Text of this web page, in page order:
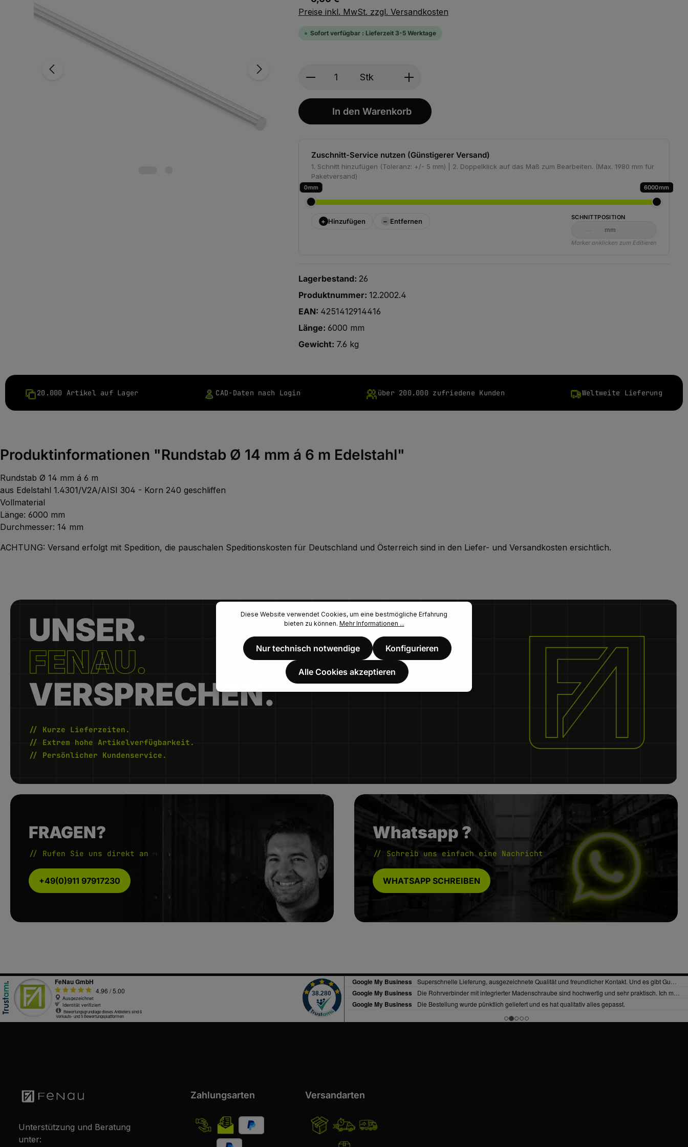
Preise inkl. MwSt. zzgl. Versandkosten
Sofort verfügbar : Lieferzeit 3-5 Werktage
Produkt Anzahl: Gib den gewünschten Wert ein oder benutze
Stk
In den Warenkorb
Zuschnitt-Service nutzen (Günstigerer Versand)
1. Schnitt hinzufügen (Toleranz: +/- 5 mm) | 2. Doppelklick auf das Maß zum Bearbeiten. (Max. 1980 mm für
Paketversand)
0 6000
+ Hinzufügen − Entfernen SCHNITTPOSITION
mm
Marker anklicken zum Editieren
Lagerbestand: 26
Produktnummer: 12.2002.4
EAN: 4251412914416
Länge: 6000 mm
Gewicht: 7.6 kg
20.000 Artikel auf Lager CAD-Daten nach Login über 200.000 zufriedene Kunden Weltweite Lieferung
Produktinformationen "Rundstab Ø 14 mm á 6 m Edelstahl"
Rundstab Ø 14 mm á 6 m
aus Edelstahl 1.4301/V2A/AISI 304 - Korn 240 geschliffen
Vollmaterial
Länge: 6000 mm
Durchmesser: 14 mm
ACHTUNG: Versand erfolgt mit Spedition, die pauschalen Speditionskosten für Deutschland und Österreich sind in den Liefer- und Versandkosten ersichtlich.
UNSER.
FENAU.
VERSPRECHEN.
// Kurze Lieferzeiten.
// Extrem hohe Artikelverfügbarkeit.
// Persönlicher Kundenservice.
FRAGEN?
// Rufen Sie uns direkt an
+49(0)911 97917230
Whatsapp ?
// Schreib uns einfach eine Nachricht
WHATSAPP SCHREIBEN
Unterstützung und Beratung
unter:
Zahlungsarten Versandarten
Diese Website verwendet Cookies, um eine bestmögliche Erfahrung
bieten zu können. Mehr Informationen ...
Nur technisch notwendige Konfigurieren
Alle Cookies akzeptieren